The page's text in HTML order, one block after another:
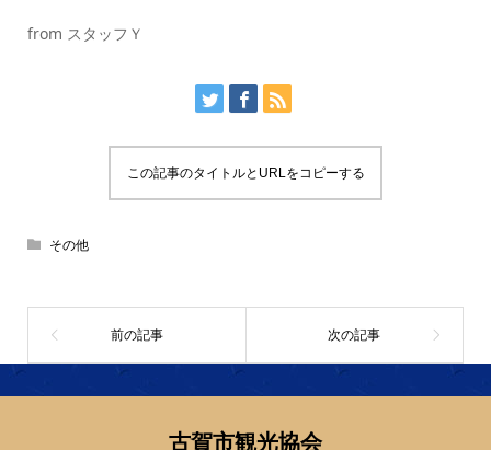
from スタッフＹ
この記事のタイトルとURLをコピーする
その他
古賀市観光協会